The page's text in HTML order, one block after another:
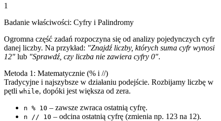
1
Badanie właściwości: Cyfry i Palindromy
Ogromna część zadań rozpoczyna się od analizy pojedynczych cyfr
danej liczby. Na przykład: "Znajdź liczby, których suma cyfr wynosi
12" lub "Sprawdź, czy liczba nie zawiera cyfry 0".
Metoda 1: Matematycznie (% i //)
Tradycyjne i najszybsze w działaniu podejście. Rozbijamy liczbę w
pętli while, dopóki jest większa od zera.
n % 10 – zawsze zwraca ostatnią cyfrę.
n // 10 – odcina ostatnią cyfrę (zmienia np. 123 na 12).